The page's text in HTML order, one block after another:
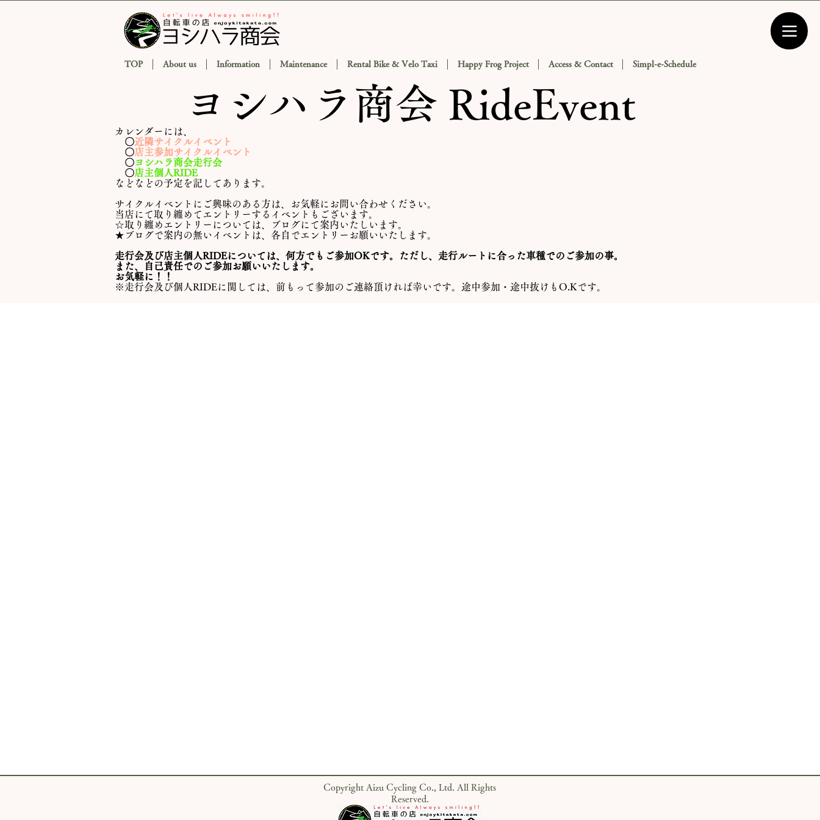
TOP About us Information Maintenance Rental Bike & Velo Taxi Happy Frog Project Access & Contact Simpl-e-Schedule
ヨシハラ商会 RideEvent
カレンダーには、
〇近隣サイクルイベント
〇店主参加サイクルイベント
〇ヨシハラ商会走行会
〇店主個人RIDE
などなどの予定を記してあります。
サイクルイベントにご興味のある方は、お気軽にお問い合わせください。
当店にて取り纏めてエントリーするイベントもございます。
☆取り纏めエントリーについては、ブログにて案内いたしいます。
​★ブログで案内の無いイベントは、各自でエントリーお願いいたします。
走行会及び店主個人RIDEについては、何方でもご参加OKです。ただし、走行ルートに合った車種でのご参加の事。
また、自己責任でのご参加お願いいたします。
お気軽に！！
※走行会及び個人RIDEに関しては、前もって参加のご連絡頂ければ幸いです。途中参加・途中抜けもO.Kです。
Copyright Aizu Cycling Co., Ltd. All Rights
Reserved.